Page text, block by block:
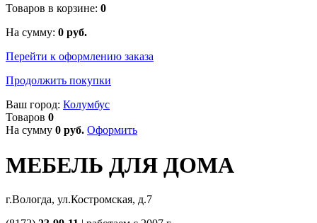
Товаров в корзине: 0
На сумму: 0 руб.
Перейти к оформлению заказа
Продолжить покупки
Ваш город: Колумбус
Товаров 0
На сумму 0 руб. Оформить
МЕБЕЛЬ ДЛЯ ДОМА
г.Вологда, ул.Костромская, д.7